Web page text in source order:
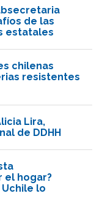
de las
estatales
chilenas
resistentes
Lira,
de DDHH
el hogar?
lo